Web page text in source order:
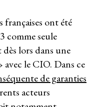
françaises ont été
comme seule
lors dans une
avec le CIO. Dans ce
de garanties
acteurs